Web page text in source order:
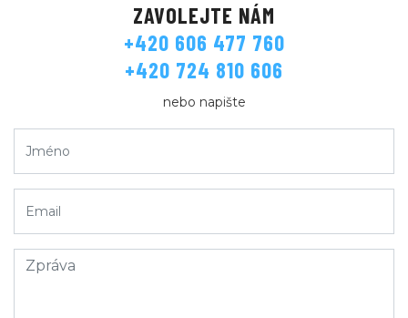
ZAVOLEJTE NÁM
+420 606 477 760
+420 724 810 606
nebo napište